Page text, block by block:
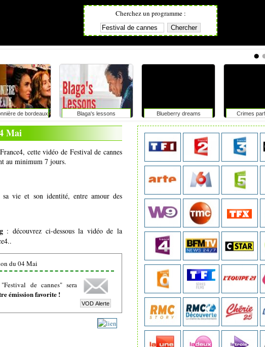
Cherchez un programme :
de bordeaux Blaga's lessons Blueberry dreams Crimes
Mai
cette vidéo de Festival de cannes
au minimum 7 jours.
vie et son identité, entre amour des
: découvrez ci-dessous la vidéo de la
du 04 Mai
de cannes" sera
émission favorite !